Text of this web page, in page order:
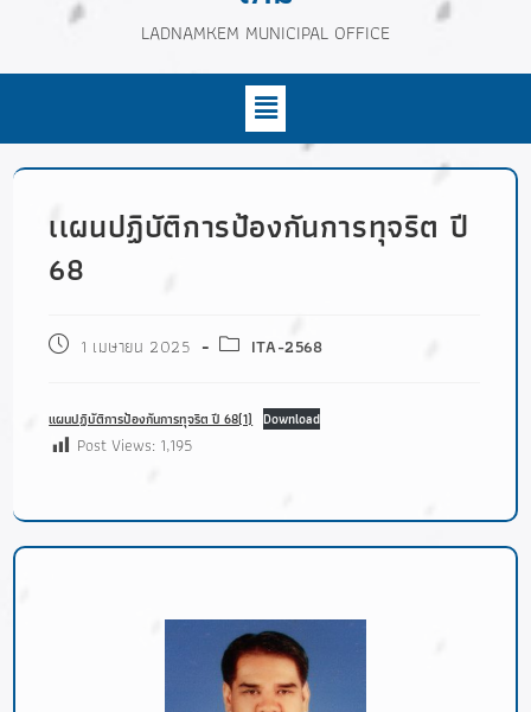
LADNAMKEM MUNICIPAL OFFICE
เเผนปฏิบัติการป้องกันการทุจริต ปี
68
1 เมษายน 2025 ITA-2568
เเผนปฏิบัติการป้องกันการทุจริต ปี 68(1) Download
Post Views: 1,195